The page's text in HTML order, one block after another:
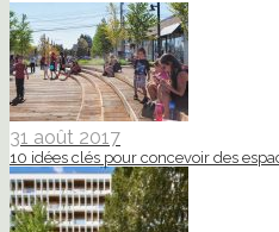
31 août 2017
10 idées clés pour concevoir des